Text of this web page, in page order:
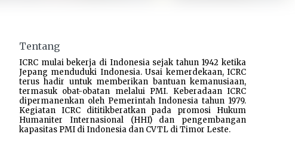
Tentang
ICRC mulai bekerja di Indonesia sejak tahun 1942 ketika
Jepang menduduki Indonesia. Usai kemerdekaan, ICRC
terus hadir untuk memberikan bantuan kemanusiaan,
termasuk obat-obatan melalui PMI. Keberadaan ICRC
dipermanenkan oleh Pemerintah Indonesia tahun 1979.
Kegiatan ICRC dititikberatkan pada promosi Hukum
Humaniter Internasional (HHI) dan pengembangan
kapasitas PMI di Indonesia dan CVTL di Timor Leste.